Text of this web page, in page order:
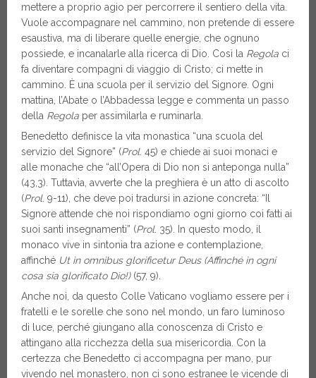
mettere a proprio agio per percorrere il sentiero della vita.
Vuole accompagnare nel cammino, non pretende di essere
esaustiva, ma di liberare quelle energie, che ognuno
possiede, e incanalarle alla ricerca di Dio. Così la Regola ci
fa diventare compagni di viaggio di Cristo; ci mette in
cammino. È una scuola per il servizio del Signore. Ogni
mattina, l’Abate o l’Abbadessa legge e commenta un passo
della Regola per assimilarla e ruminarla.
Benedetto definisce la vita monastica “una scuola del
servizio del Signore” (Prol. 45) e chiede ai suoi monaci e
alle monache che “all’Opera di Dio non si anteponga nulla”
(43,3). Tuttavia, avverte che la preghiera è un atto di ascolto
(Prol. 9-11), che deve poi tradursi in azione concreta: “Il
Signore attende che noi rispondiamo ogni giorno coi fatti ai
suoi santi insegnamenti” (Prol. 35). In questo modo, il
monaco vive in sintonia tra azione e contemplazione,
affinché Ut in omnibus glorificetur Deus (Affinché in ogni
cosa sia glorificato Dio!) (57, 9).
Anche noi, da questo Colle Vaticano vogliamo essere per i
fratelli e le sorelle che sono nel mondo, un faro luminoso
di luce, perché giungano alla conoscenza di Cristo e
attingano alla ricchezza della sua misericordia. Con la
certezza che Benedetto ci accompagna per mano, pur
vivendo nel monastero, non ci sono estranee le vicende di